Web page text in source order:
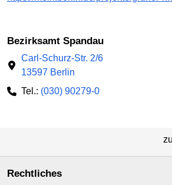
Bezirksamt Spandau
Carl-Schurz-Str. 2/6
13597 Berlin
Tel.: (030) 90279-0
Rechtliches